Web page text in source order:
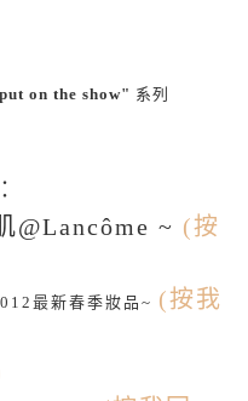
on the show" 系列
@Lancôme ~ (按
最新春季妝品~ (按我